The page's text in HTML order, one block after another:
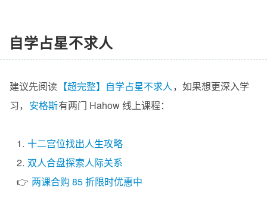
自学占星不求人
建议先阅读 【超完整】自学占星不求人，如果想更深入学
习， 安格斯有两门 Hahow 线上课程：
1. 十二宫位找出人生攻略
2. 双人合盘探索人际关系
👉 两课合购 85 折限时优惠中